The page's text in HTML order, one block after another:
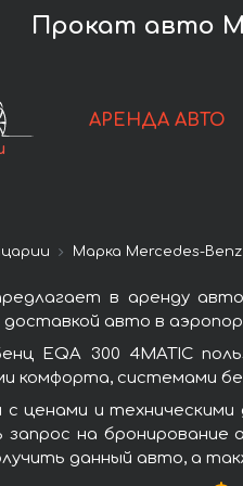
Прокат авто
АРЕНДА АВТО
Марка Mercedes-Benz
в аренду
авто в
EQA 300 4MATIC
комфорта, системами
ценами и
на
данный авто, а